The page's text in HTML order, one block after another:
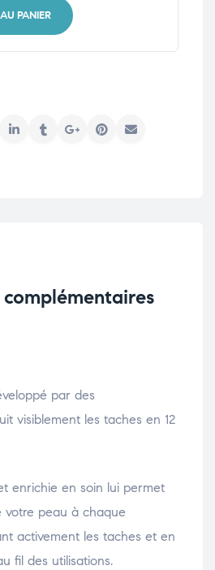
PANIER
par des
visiblement les taches en 12
enrichie en soin lui permet
votre peau à chaque
activement les taches et en
fil des utilisations.